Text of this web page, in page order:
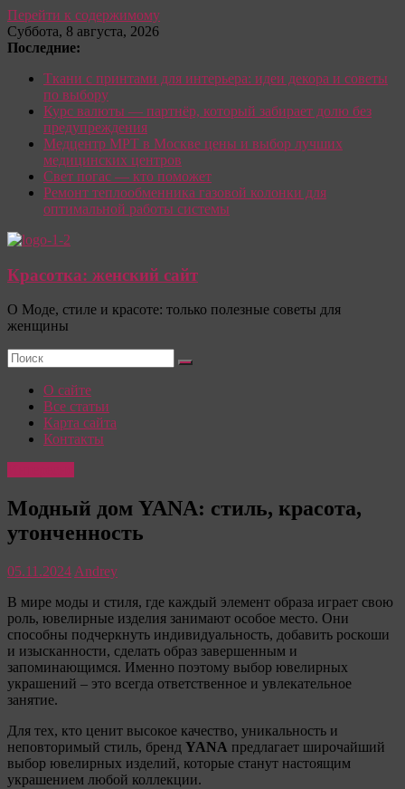
Перейти к содержимому
Суббота, 8 августа, 2026
Последние:
Ткани с принтами для интерьера: идеи декора и советы
по выбору
Курс валюты — партнёр, который забирает долю без
предупреждения
Медцентр МРТ в Москве цены и выбор лучших
медицинских центров
Свет погас — кто поможет
Ремонт теплообменника газовой колонки для
оптимальной работы системы
Красотка: женский сайт
О Моде, стиле и красоте: только полезные советы для
женщины
О сайте
Все статьи
Карта сайта
Контакты
Модный дом YANA: стиль, красота,
утонченность
05.11.2024 Andrey
В мире моды и стиля, где каждый элемент образа играет свою
роль, ювелирные изделия занимают особое место. Они
способны подчеркнуть индивидуальность, добавить роскоши
и изысканности, сделать образ завершенным и
запоминающимся. Именно поэтому выбор ювелирных
украшений – это всегда ответственное и увлекательное
занятие.
Для тех, кто ценит высокое качество, уникальность и
неповторимый стиль, бренд YANA предлагает широчайший
выбор ювелирных изделий, которые станут настоящим
украшением любой коллекции.